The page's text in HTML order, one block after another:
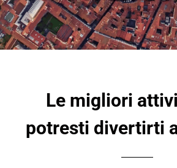
Le migliori
potresti divertirti